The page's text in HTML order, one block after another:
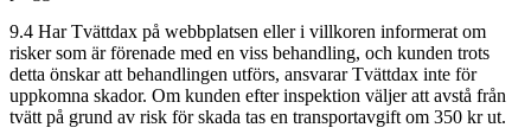
9.4 Har Tvättdax på webbplatsen eller i villkoren informerat om
risker som är förenade med en viss behandling, och kunden trots
detta önskar att behandlingen utförs, ansvarar Tvättdax inte för
uppkomna skador. Om kunden efter inspektion väljer att avstå från
tvätt på grund av risk för skada tas en transportavgift om 350 kr ut.